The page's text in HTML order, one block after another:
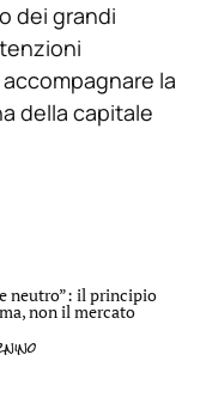
dei grandi
la
della capitale
neutro”: il principio
non il mercato